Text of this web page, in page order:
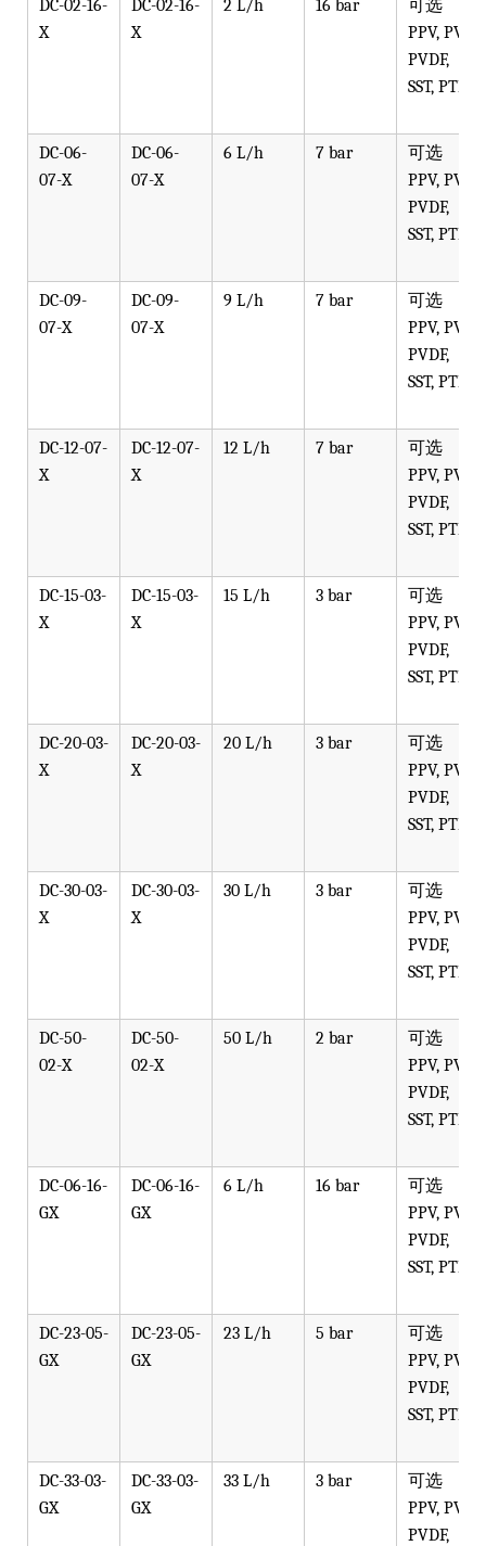
DC-02-16-
X
DC-02-16-
X
2 L/h 16 bar
可选
PPV, PVT,
PVDF,
SST, PTFE
DC-06-
07-X
DC-06-
07-X
6 L/h 7 bar
可选
PPV, PVT,
PVDF,
SST, PTFE
DC-09-
07-X
DC-09-
07-X
9 L/h 7 bar
可选
PPV, PVT,
PVDF,
SST, PTFE
DC-12-07-
X
DC-12-07-
X
12 L/h 7 bar
可选
PPV, PVT,
PVDF,
SST, PTFE
DC-15-03-
X
DC-15-03-
X
15 L/h 3 bar
可选
PPV, PVT,
PVDF,
SST, PTFE
DC-20-03-
X
DC-20-03-
X
20 L/h 3 bar
可选
PPV, PVT,
PVDF,
SST, PTFE
DC-30-03-
X
DC-30-03-
X
30 L/h 3 bar
可选
PPV, PVT,
PVDF,
SST, PTFE
DC-50-
02-X
DC-50-
02-X
50 L/h 2 bar
可选
PPV, PVT,
PVDF,
SST, PTFE
DC-06-16-
GX
DC-06-16-
GX
6 L/h 16 bar
可选
PPV, PVT,
PVDF,
SST, PTFE
DC-23-05-
GX
DC-23-05-
GX
23 L/h 5 bar
可选
PPV, PVT,
PVDF,
SST, PTFE
DC-33-03-
GX
DC-33-03-
GX
33 L/h 3 bar
可选
PPV, PVT,
PVDF,